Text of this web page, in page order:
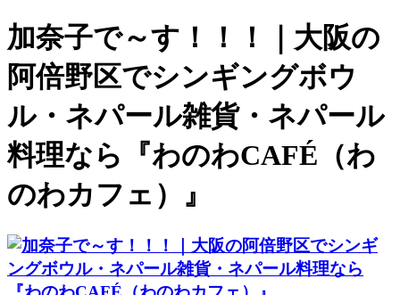
加奈子で～す！！！｜大阪の
阿倍野区でシンギングボウ
ル・ネパール雑貨・ネパール
料理なら『わのわCAFÉ（わ
のわカフェ）』